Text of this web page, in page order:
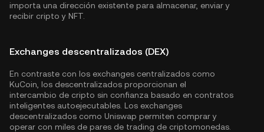
importa una dirección existente para almacenar, enviar y
recibir cripto y NFT.
Exchanges descentralizados (DEX)
En contraste con los exchanges centralizados como
KuCoin, los descentralizados proporcionan el
intercambio de cripto sin confianza basado en contratos
inteligentes autoejecutables. Los exchanges
descentralizados como Uniswap permiten comprar y
operar con miles de pares de trading de criptomonedas.